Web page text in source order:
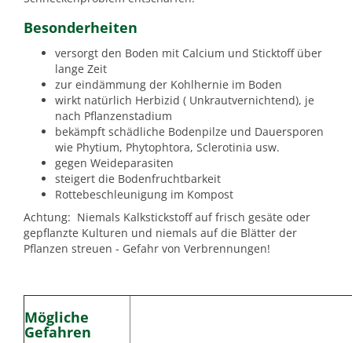
Besonderheiten
versorgt den Boden mit Calcium und Sticktoff über
lange Zeit
zur eindämmung der Kohlhernie im Boden
wirkt natürlich Herbizid ( Unkrautvernichtend), je
nach Pflanzenstadium
bekämpft schädliche Bodenpilze und Dauersporen
wie Phytium, Phytophtora, Sclerotinia usw.
gegen Weideparasiten
steigert die Bodenfruchtbarkeit
Rottebeschleunigung im Kompost
Achtung: Niemals Kalkstickstoff auf frisch gesäte oder
gepflanzte Kulturen und niemals auf die Blätter der
Pflanzen streuen - Gefahr von Verbrennungen!
Mögliche
Gefahren